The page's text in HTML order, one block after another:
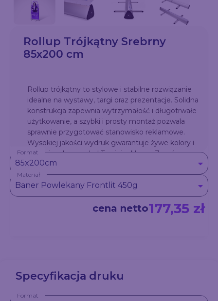
Rollup Trójkątny Srebrny
85x200 cm
Rollup trójkątny to stylowe i stabilne rozwiązanie
idealne na wystawy, targi oraz prezentacje. Solidna
konstrukcja zapewnia wytrzymałość i długotrwałe
użytkowanie, a szybki i prosty montaż pozwala
sprawnie przygotować stanowisko reklamowe.
Wysokiej jakości wydruk gwarantuje żywe kolory i
profesjonalny wygląd Twojej reklamy. Zamów w
Druk-24 i wyróżnij swoją markę w każdej
przestrzeni!
Format
85x200cm
Materiał
Baner Powlekany Frontlit 450g
cena netto177,35 zł
Specyfikacja druku
Format